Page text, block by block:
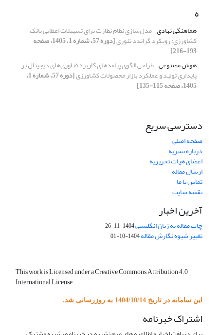
ه
هماهنگی نهادی مدل‌سازی نظام نظارت برای تسهیلات اعطایی بانک
کشاورزی: رویکرد گراندد تئوری [دوره 57، شماره 1، 1405، صفحه
193-216]
هوش مصنوعی طراحی الگوی پیامدهای کاربرد فناوری‌های دیجیتال بر
پایداری تولید و عملکرد بازار محصولات کشاورزی [دوره 57، شماره 1،
1405، صفحه 115-135]
دسترسی سریع
صفحه اصلی
درباره نشریه
اعضای هیات تحریریه
ارسال مقاله
تماس با ما
نقشه سایت
آخرین اخبار
چاپ مقاله به زبان انگلیسی1404-11-26
تغییر شیوه نگارش مقاله1404-10-01
This work is Licensed under a Creative Commons Attribution 4.0
International License.
این سامانه در تاریخ 1404/10/14 به روزرسانی شد.
اشتراک خبرنامه